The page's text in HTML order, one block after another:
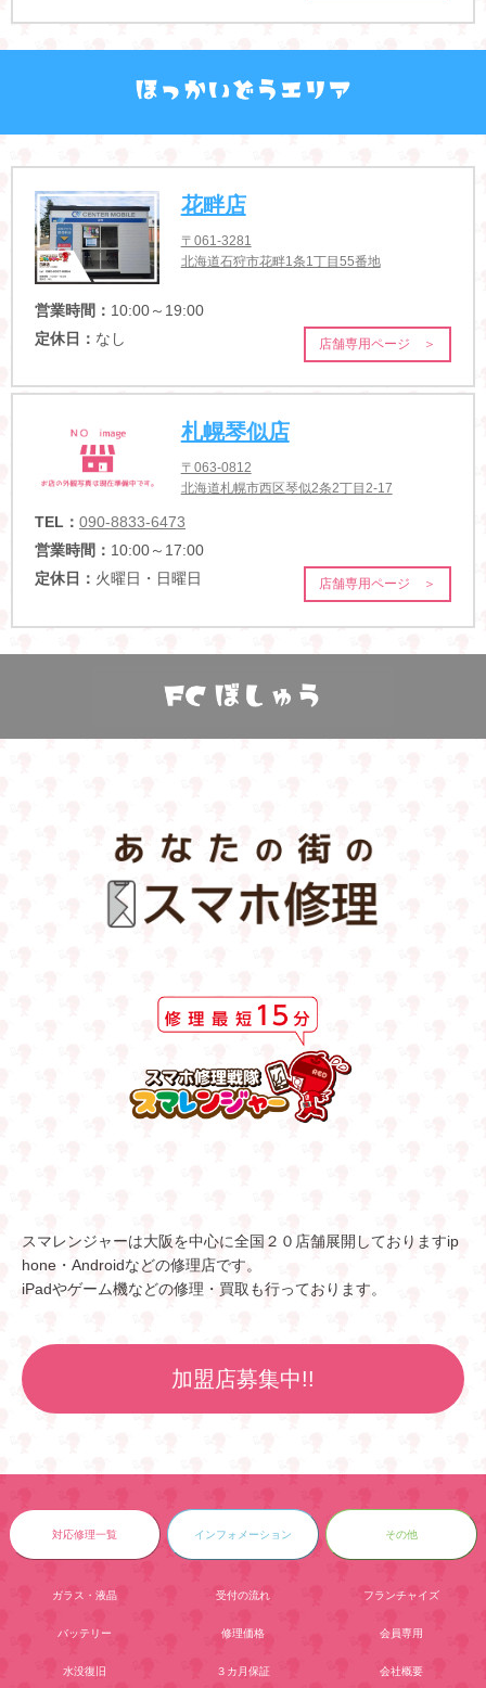
花畔店
〒061-3281
北海道石狩市花畔1条1丁目55番地
営業時間： 10:00～19:00
定休日： なし 店舗専用ページ ＞
札幌琴似店
〒063-0812
北海道札幌市西区琴似2条2丁目2-17
TEL： 090-8833-6473
営業時間： 10:00～17:00
定休日： 火曜日・日曜日 店舗専用ページ ＞
スマレンジャーは大阪を中心に全国２０店舗展開しておりますip
hone・Androidなどの修理店です。
iPadやゲーム機などの修理・買取も行っております。
加盟店募集中!!
対応修理一覧
ガラス・液晶
バッテリー
水没復旧
インフォメーション
受付の流れ
修理価格
３カ月保証
その他
フランチャイズ
会員専用
会社概要